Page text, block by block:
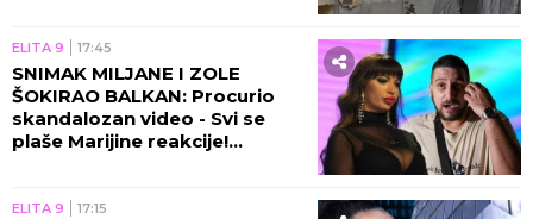
ELITA 9 17:45
SNIMAK MILJANE I ZOLE
ŠOKIRAO BALKAN: Procurio
skandalozan video - Svi se
plaše Marijine reakcije!
ELITA 9 17:15